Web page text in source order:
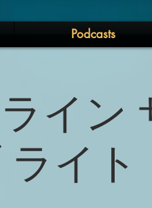
Podcasts
イン
イト